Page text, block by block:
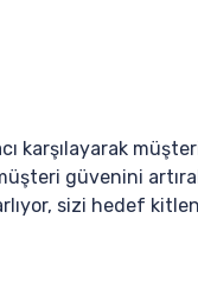
karşılayarak
güvenini
sizi hedef